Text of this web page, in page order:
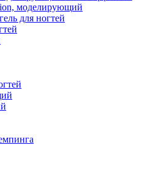
моделирующий
для ногтей